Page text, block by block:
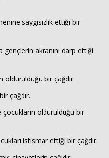
saygısızlık ettiği bir
akranını darp ettiği
bir çağdır.
çağdır.
öldürüldüğü bir
istismar ettiği bir çağdır.